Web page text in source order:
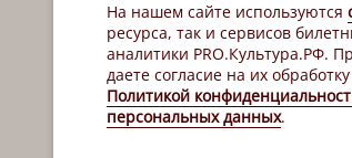
На нашем сайте используются
ресурса, так и сервисов
аналитики PRO.Культура.РФ.
даете согласие на их
Политикой
персональных данных.